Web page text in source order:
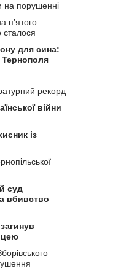
на порушенні
п’ятого
сталося
для сина:
Тернополя
рекорд
війни
із
суд
вбивство